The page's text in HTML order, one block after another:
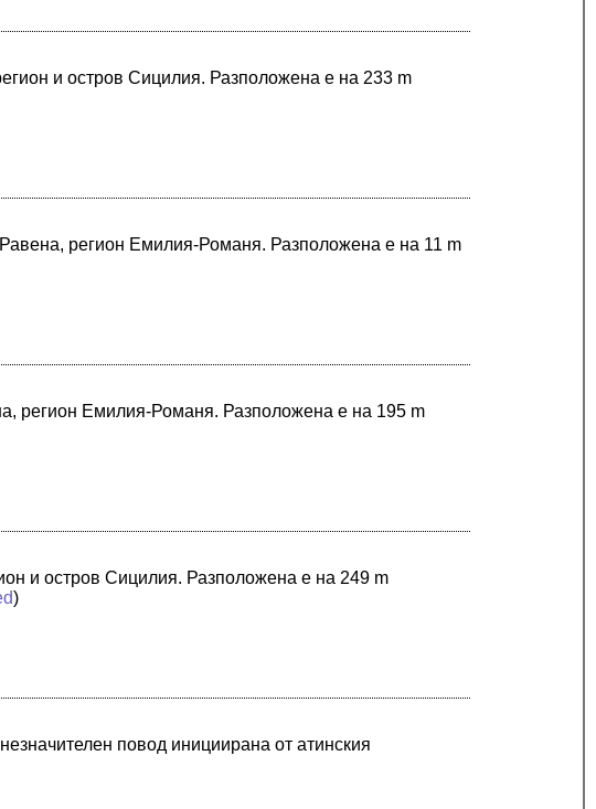
и остров Сицилия. Разположена е на 233 m
регион Емилия-Романя. Разположена е на 11 m
регион Емилия-Романя. Разположена е на 195 m
и остров Сицилия. Разположена е на 249 m
)
повод инициирана от атинския